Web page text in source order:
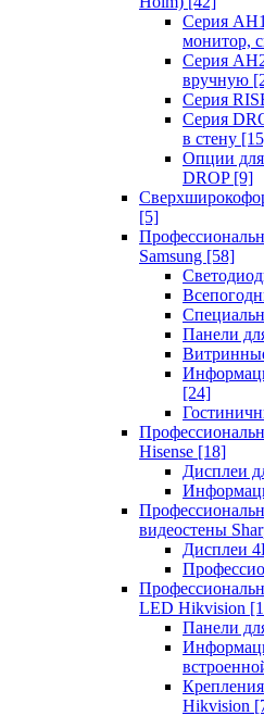
Серия
монитор,
Серия
вручную
Серия
Серия
в стену
Опции
DROP [9]
[5]
Samsung [58]
Панели
[24]
Hisense [18]
Дисплеи
видеостены
Дисплеи
LED Hikvision
Панели
Hikvision